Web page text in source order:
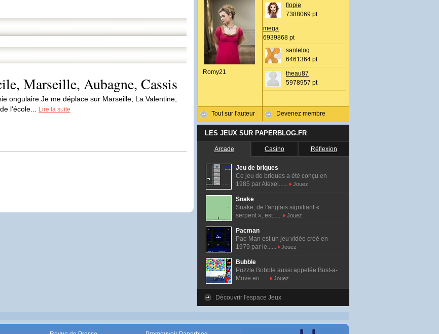
Marseille, Aubagne, Cassis
ongulaire.Je me déplace sur Marseille, La Valentine,
l'école...
Lire la suite
Romy21
Tout sur l'auteur
flopie
7388069 pt
mega
6939868 pt
santelog
6461364 pt
theau87
5978957 pt
Devenez membre
LES JEUX SUR PAPERBLOG.FR
Arcade Casino Réflexion
Jeu de briques
Ce jeu de briques a été conçu en
1985 par Alexei......
Jouez
Snake
Snake, de l'anglais signifiant «
serpent », est......
Jouez
Pacman
Pac-Man est un jeu vidéo créé en
1979 par le......
Jouez
Bubble
Puzzle Bobble aussi appelée Bust-a-
Move en......
Jouez
Découvrir l'espace Jeux